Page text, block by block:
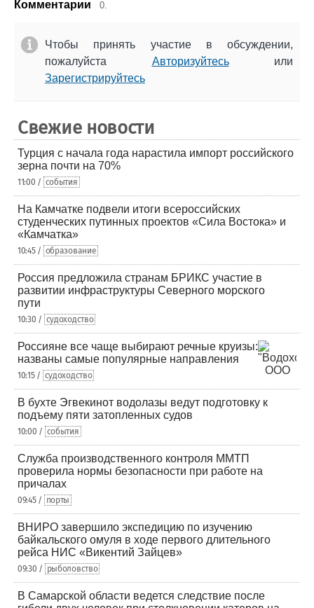
Комментарии 0.
Чтобы принять участие в обсуждении,
пожалуйста Авторизуйтесьили
Зарегистрируйтесь
Свежие новости
Турция с начала года нарастила импорт российского
зерна почти на 70%
11:00 / события
На Камчатке подвели итоги всероссийских
студенческих путинных проектов «Сила Востока» и
«Камчатка»
10:45 / образование
Россия предложила странам БРИКС участие в
развитии инфраструктуры Северного морского
пути
10:30 / судоходство
Россияне все чаще выбирают речные круизы:
названы самые популярные направления
10:15 / судоходство
В бухте Эгвекинот водолазы ведут подготовку к
подъему пяти затопленных судов
10:00 / события
Служба производственного контроля ММТП
проверила нормы безопасности при работе на
причалах
09:45 / порты
ВНИРО завершило экспедицию по изучению
байкальского омуля в ходе первого длительного
рейса НИС «Викентий Зайцев»
09:30 / рыболовство
В Самарской области ведется следствие после